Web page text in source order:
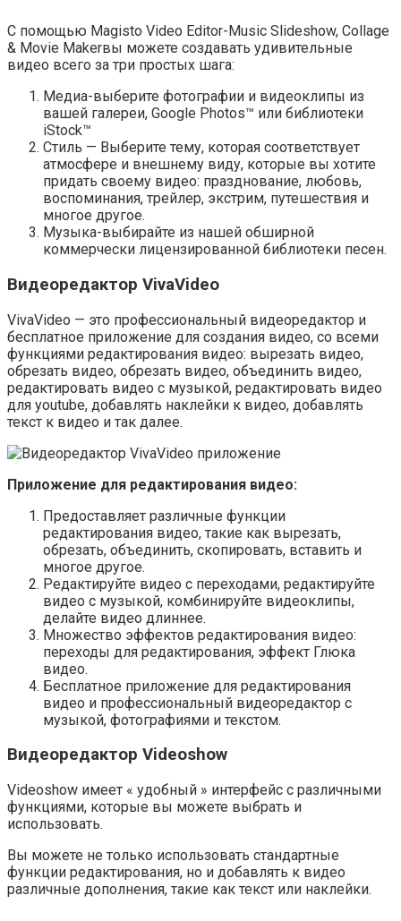
С помощью Magisto Video Editor-Music Slideshow, Collage
& Movie Makerвы можете создавать удивительные
видео всего за три простых шага:
Медиа-выберите фотографии и видеоклипы из
вашей галереи, Google Photos™ или библиотеки
iStock™
Стиль — Выберите тему, которая соответствует
атмосфере и внешнему виду, которые вы хотите
придать своему видео: празднование, любовь,
воспоминания, трейлер, экстрим, путешествия и
многое другое.
Музыка-выбирайте из нашей обширной
коммерчески лицензированной библиотеки песен.
Видеоредактор VivaVideo
VivaVideo — это профессиональный видеоредактор и
бесплатное приложение для создания видео, со всеми
функциями редактирования видео: вырезать видео,
обрезать видео, обрезать видео, объединить видео,
редактировать видео с музыкой, редактировать видео
для youtube, добавлять наклейки к видео, добавлять
текст к видео и так далее.
Приложение для редактирования видео:
Предоставляет различные функции
редактирования видео, такие как вырезать,
обрезать, объединить, скопировать, вставить и
многое другое.
Редактируйте видео с переходами, редактируйте
видео с музыкой, комбинируйте видеоклипы,
делайте видео длиннее.
Множество эффектов редактирования видео:
переходы для редактирования, эффект Глюка
видео.
Бесплатное приложение для редактирования
видео и профессиональный видеоредактор с
музыкой, фотографиями и текстом.
Видеоредактор Videoshow
Videoshow имеет « удобный » интерфейс с различными
функциями, которые вы можете выбрать и
использовать.
Вы можете не только использовать стандартные
функции редактирования, но и добавлять к видео
различные дополнения, такие как текст или наклейки.